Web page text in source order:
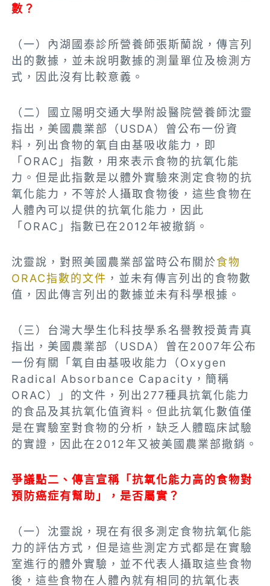
數？
（一）內湖國泰診所營養師張斯蘭說，傳言列
出的數據，並未說明數據的測量單位及檢測方
式，因此沒有比較意義。
（二）國立陽明交通大學附設醫院營養師沈靈
指出，美國農業部（USDA）曾公布一份資
料，列出食物的氧自由基吸收能力，即
「ORAC」指數，用來表示食物的抗氧化能
力。但是此指數是以體外實驗來測定食物的抗
氧化能力，不等於人攝取食物後，這些食物在
人體內可以提供的抗氧化能力，因此
「ORAC」指數已在2012年被撤銷。
沈靈說，對照美國農業部當時公布關於食物
ORAC指數的文件 ，並未有傳言列出的食物數
值，因此傳言列出的數據並未有科學根據。
（三）台灣大學生化科技學系名譽教授黃青真
指出，美國農業部（USDA）曾在2007年公布
一份有關「氧自由基吸收能力（Oxygen
Radical Absorbance Capacity，簡稱
ORAC）」的文件，列出277種具抗氧化能力
的食品及其抗氧化值資料。但此抗氧化數值僅
是在實驗室對食物的分析，缺乏人體臨床試驗
的實證，因此在2012年又被美國農業部撤銷。
爭議點二、傳言宣稱「抗氧化能力高的食物對
預防癌症有幫助」，是否屬實？
（一）沈靈說，現在有很多測定食物抗氧化能
力的評估方式，但是這些測定方式都是在實驗
室進行的體外實驗，並不代表人攝取這些食物
後，這些食物在人體內就有相同的抗氧化表